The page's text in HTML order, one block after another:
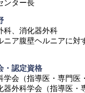
ンター長
科、消化器外科
ニア腹壁ヘルニアに対
・認定資格
学会（指導医・専門医
器外科学会（指導医・